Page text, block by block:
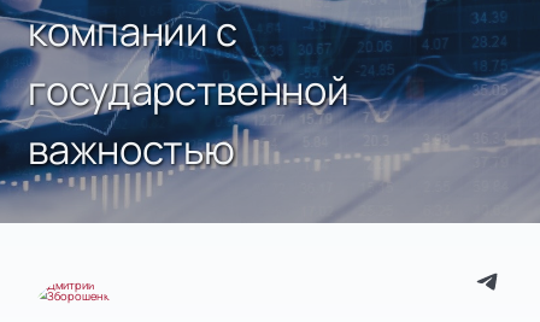
компании с
государственной
важностью